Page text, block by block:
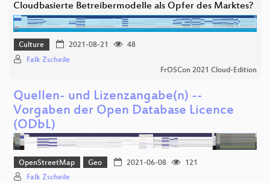
Cloudbasierte Betreibermodelle als Opfer des Marktes?
Culture 2021-08-21
48
Falk Zscheile
FrOSCon 2021 Cloud-Edition
Quellen- und Lizenzangabe(n) --
Vorgaben der Open Database Licence
(ODbL)
OpenStreetMap Geo 2021-06-08
121
Falk Zscheile